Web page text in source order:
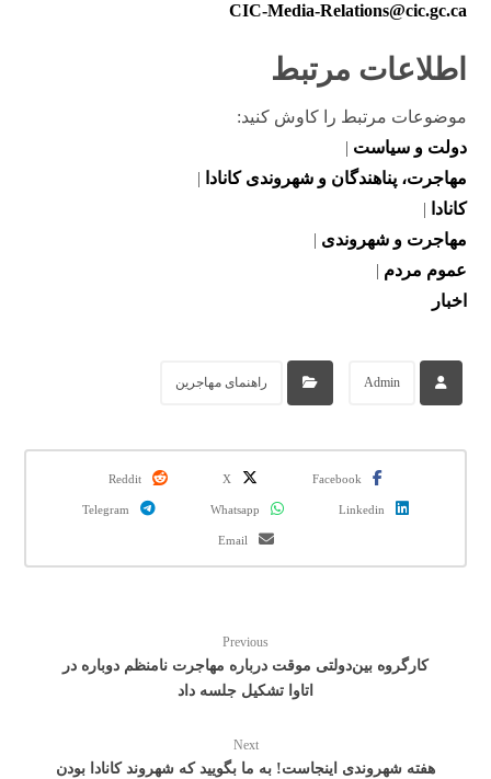
CIC-Media-Relations@cic.gc.ca
اطلاعات مرتبط
موضوعات مرتبط را کاوش کنید:
دولت و سیاست
مهاجرت، پناهندگان و شهروندی کانادا
کانادا
مهاجرت و شهروندی
عموم مردم
اخبار
Admin راهنمای مهاجرین
Facebook
X
Reddit
Linkedin
Whatsapp
Telegram
Email
Previous
کارگروه بین‌دولتی موقت درباره مهاجرت نامنظم دوباره در
اتاوا تشکیل جلسه داد
Next
هفته شهروندی اینجاست! به ما بگویید که شهروند کانادا بودن